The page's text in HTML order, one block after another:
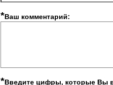
*Ваш комментарий:
*Введите цифры, которые Вы